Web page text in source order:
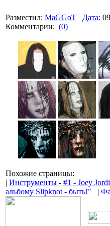
Разместил: MaGGoT Дата:
Комментарии: (0)
Похожие страницы:
| Инструменты - #1 - Joey
альбому Slipknot - быть!" |